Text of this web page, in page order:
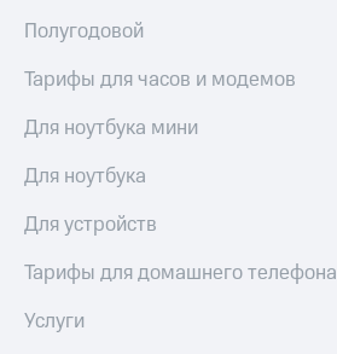
Полугодовой
Тарифы для часов и модемов
Для ноутбука мини
Для ноутбука
Для устройств
Тарифы для домашнего телефона
Услуги